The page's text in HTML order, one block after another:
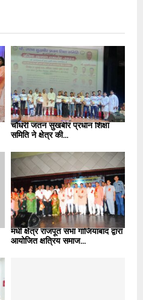
चौधरी जतन सुखबीर प्रधान शिक्षा
समिति ने क्षेत्र की...
मधी क्षेत्र राजपूत सभा गाजियाबाद द्वारा
आयोजित क्षत्रिय समाज...